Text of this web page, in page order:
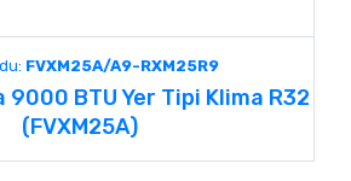
FVXM25A/A9-RXM25R9
BTU Yer Tipi Klima R32
(FVXM25A)